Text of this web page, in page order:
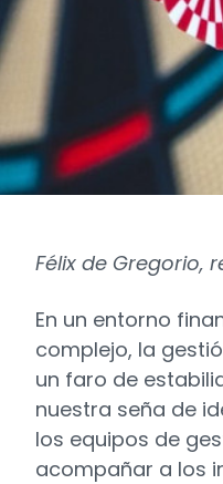
Félix de Gregorio,
En un entorno
complejo, la
un faro de
nuestra seña de
los equipos de
acompañar a los